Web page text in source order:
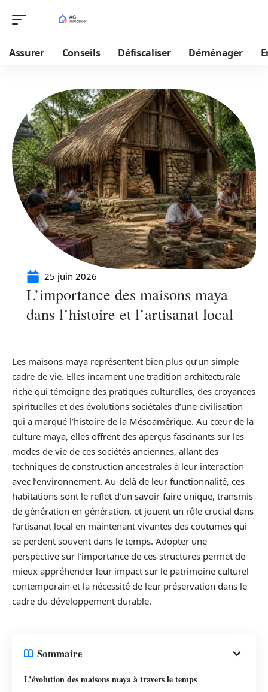
Assurer Conseils Défiscaliser Déménager
25 juin 2026
L’importance des maisons maya
dans l’histoire et l’artisanat local
Les maisons maya représentent bien plus qu’un simple
cadre de vie. Elles incarnent une tradition architecturale
riche qui témoigne des pratiques culturelles, des croyances
spirituelles et des évolutions sociétales d’une civilisation
qui a marqué l’histoire de la Mésoamérique. Au cœur de la
culture maya, elles offrent des aperçus fascinants sur les
modes de vie de ces sociétés anciennes, allant des
techniques de construction ancestrales à leur interaction
avec l’environnement. Au-delà de leur functionnalité, ces
habitations sont le reflet d’un savoir-faire unique, transmis
de génération en génération, et jouent un rôle crucial dans
l’artisanat local en maintenant vivantes des coutumes qui
se perdent souvent dans le temps. Adopter une
perspective sur l’importance de ces structures permet de
mieux appréhender leur impact sur le patrimoine culturel
contemporain et la nécessité de leur préservation dans le
cadre du développement durable.
Sommaire
L’évolution des maisons maya à travers le temps